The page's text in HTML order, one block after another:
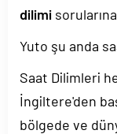
dilimi
Yuto şu anda
Saat Dilimleri
İngiltere'den
bölgede ve